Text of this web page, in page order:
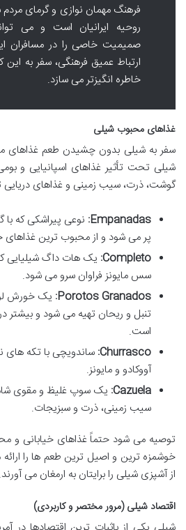
فرهنگ مهمان نوازی و گرمای مردم
روحیه ایرانیان است و می
صمیمیت خاصی را در مسافران
ارتباط عمیق فرهنگی، سفر به این
خاطره انگیزتر می سازد.
غذاهای محبوب شیلی
سفر به شیلی بدون چشیدن طعم
شیلی تحت تأثیر غذاهای اسپانیایی و
گوشت، ذرت، سیب زمینی و غذاهای دریایی
Empanadas: نوعی پیراشکی که با
پر می شود و از محبوب ترین غذاهای
Completo: یک هات داگ شیلیایی
سس مایونز فراوان سرو می شود.
Porotos Granados: یک خورش
تنبل و ریحان تهیه می شود و
است.
Churrasco: ساندویچی با تکه های
آووکادو و مایونز.
Cazuela: یک سوپ غلیظ و مقوی
سیب زمینی، ذرت و سبزیجات.
توصیه می شود حتماً غذاهای خیابانی و
خوشمزه ترین و اصیل ترین طعم ها را
از آشپزی شیلی را برایتان به ارمغان می آورند.
اقتصاد شیلی (مرور مختصر و کاربردی)